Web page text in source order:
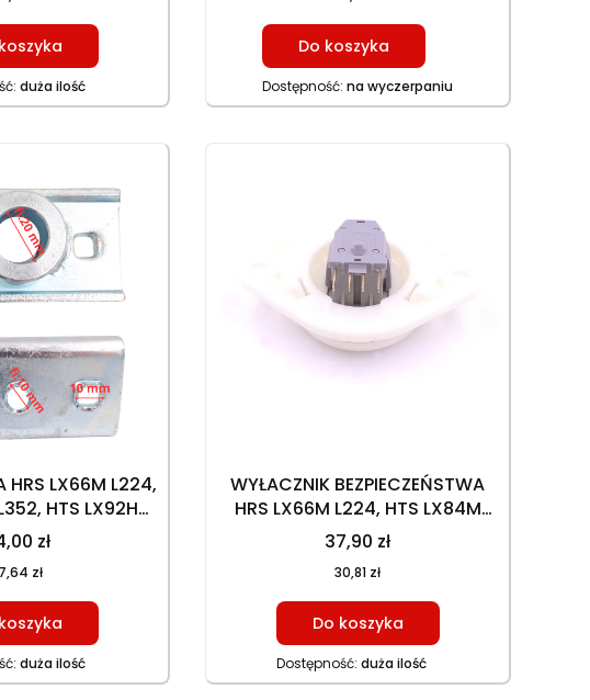
duża ilość
Do koszyka
Dostępność:na wyczerpaniu
HRS LX66M L224,
HTS LX92H
LX102H L586
zł
zł
duża ilość
WYŁACZNIK BEZPIECZEŃSTWA
HRS LX66M L224, HTS LX84M
L352, HTS LX92H L452, HTS
LX102H L586, SIEDZENIA
37,90 zł
30,81 zł
Do koszyka
Dostępność: duża ilość